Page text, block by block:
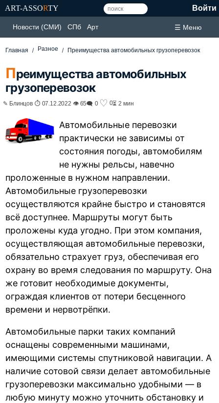
ART-ASSORTY Войти
Новости (СМИ) СПб Арт ☰ Меню
Главная Разное Преимущества автомобильных грузоперевозок
Преимущества автомобильных
грузоперевозок
✎ Блинцов ⏱ 07.12.2022 👁 65🗨 0 ♡ 0⏳ 2 мин
Автомобильные перевозки
практически не зависимы от
состояния погоды, автомобилям
не нужны рельсы, навечно
проложенные в нужном направлении.
Автомобильные грузоперевозки
осуществляются крайне быстро и становятся
всё доступнее. Маршруты могут быть
проложены куда угодно. При этом компания,
осуществляющая автомобильные перевозки,
обязательно страхует груз, обеспечивая его
охрану во время следования по маршруту. Она
же готовит необходимые документы,
ограждая клиентов от потери бесценного
времени и нервотрёпки.
Автомобильные парки таких компаний
оснащены современными машинами,
имеющими системы спутниковой навигации. А
наличие сотовой связи делает автомобильные
грузоперевозки максимально удобными — в
любую минуту можно уточнить обстановку и